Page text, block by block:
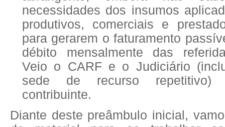
necessidades dos insumos
produtivos, comerciais e
para gerarem o faturamento
débito mensalmente das
Veio o CARF e o Judiciário
sede de recurso repetitivo)
contribuinte.
Diante deste preâmbulo inicial,